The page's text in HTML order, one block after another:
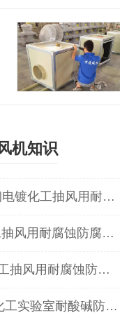
机知识
用耐腐蚀防腐离心通风机
蚀防腐防爆离心通风机
蚀防腐防爆离心通风机
酸碱防腐蚀抽风用通风机